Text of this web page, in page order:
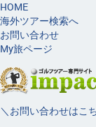
HOME
海外ツアー検索へ
お問い合わせ
My旅ページ
＼お問い合わせはこ